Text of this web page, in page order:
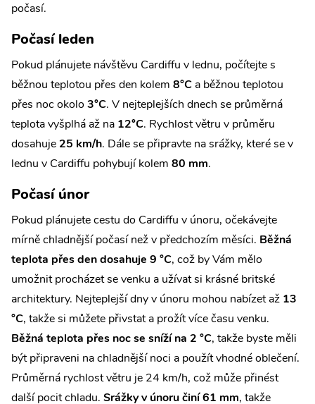
počasí.
Počasí leden
Pokud plánujete návštěvu Cardiffu v lednu, počítejte s
běžnou teplotou přes den kolem 8°C a běžnou teplotou
přes noc okolo 3°C. V nejteplejších dnech se průměrná
teplota vyšplhá až na 12°C. Rychlost větru v průměru
dosahuje 25 km/h. Dále se připravte na srážky, které se v
lednu v Cardiffu pohybují kolem 80 mm.
Počasí únor
Pokud plánujete cestu do Cardiffu v únoru, očekávejte
mírně chladnější počasí než v předchozím měsíci. Běžná
teplota přes den dosahuje 9 °C, což by Vám mělo
umožnit procházet se venku a užívat si krásné britské
architektury. Nejteplejší dny v únoru mohou nabízet až 13
°C, takže si můžete přivstat a prožít více času venku.
Běžná teplota přes noc se sníží na 2 °C, takže byste měli
být připraveni na chladnější noci a použít vhodné oblečení.
Průměrná rychlost větru je 24 km/h, což může přinést
další pocit chladu. Srážky v únoru činí 61 mm, takže